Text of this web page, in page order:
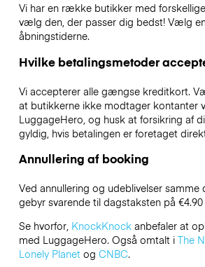
Vi har en række butikker med
vælg den, der passer dig bedst! Vælg
åbningstiderne.
Hvilke betalingsmetoder
Vi accepterer alle gængse kreditkort.
at butikkerne ikke modtager kontanter
LuggageHero, og husk at forsikring af
gyldig, hvis betalingen er foretaget
Annullering af booking
Ved annullering og udeblivelser
gebyr svarende til dagstaksten på €4.90
Se hvorfor, KnockKnockanbefaler at
med LuggageHero. Også omtalt i The
Lonely Planetog CNBC.